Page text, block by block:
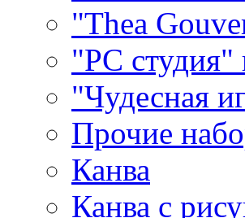
"Thea
"РС
"Чудесная
Прочие
Канва
Канва с